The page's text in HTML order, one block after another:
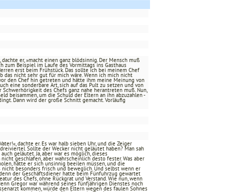
er, »macht einen ganz blödsinnig. Der Mensch muß
zum Beispiel im Laufe des Vormittags ins Gasthaus
erst beim Frühstück. Das sollte ich bei meinem Chef
das nicht sehr gut für mich wäre. Wenn ich mich nicht
den Chef hin getreten und hätte ihm meine Meinung von
eine sonderbare Art, sich auf das Pult zu setzen und von
des Chefs ganz nahe herantreten muß. Nun,
beisammen, um die Schuld der Eltern an ihn abzuzahlen -
Dann wird der große Schnitt gemacht. Vorläufig
dachte er. Es war halb sieben Uhr, und die Zeiger
Sollte der Wecker nicht geläutet haben? Man sah
geläutet. Ja, aber war es möglich, dieses
geschlafen, aber wahrscheinlich desto fester. Was aber
hätte er sich unsinnig beeilen müssen, und die
besonders frisch und beweglich. Und selbst wenn er
der Geschäftsdiener hatte beim Fünfuhrzug gewartet
des Chefs, ohne Rückgrat und Verstand. Wie nun, wenn
Gregor war während seines fünfjährigen Dienstes noch
kommen, würde den Eltern wegen des faulen Sohnes